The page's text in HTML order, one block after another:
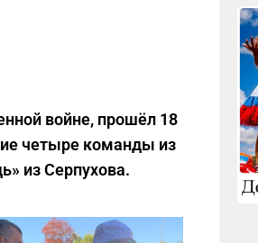
войне, прошёл 18
четыре команды из
из Серпухова.